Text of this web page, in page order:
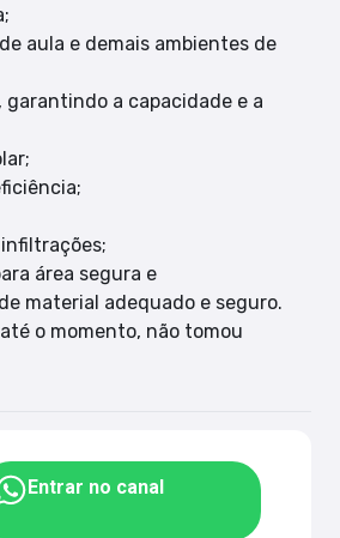
aula e demais ambientes de
a capacidade e a
área segura e
material adequado e seguro.
o momento, não tomou
Entrar no canal